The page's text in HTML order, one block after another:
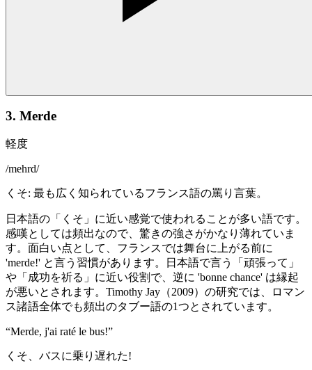
3. Merde
軽度
/mehrd/
くそ: 最も広く知られているフランス語の罵り言葉。
日本語の「くそ」に近い感覚で使われることが多い語です。
感嘆としては頻出なので、驚きの強さがかなり薄れていま
す。面白い点として、フランスでは舞台に上がる前に
'merde!' と言う習慣があります。日本語で言う「頑張って」
や「成功を祈る」に近い役割で、逆に 'bonne chance' は縁起
が悪いとされます。Timothy Jay（2009）の研究では、ロマン
ス諸語全体でも頻出のタブー語の1つとされています。
“Merde, j'ai raté le bus!”
くそ、バスに乗り遅れた!